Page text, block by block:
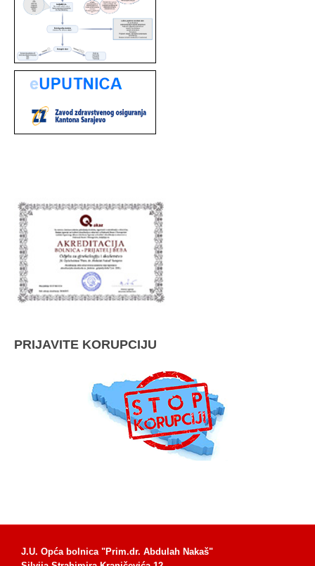
PRIJAVITE KORUPCIJU
J.U. Opća bolnica "Prim.dr. Abdulah Nakaš"